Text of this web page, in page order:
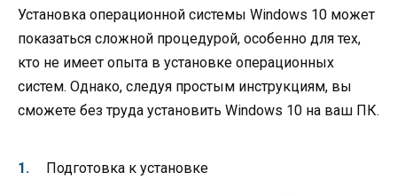
Установка операционной системы Windows 10 может
показаться сложной процедурой, особенно для тех,
кто не имеет опыта в установке операционных
систем. Однако, следуя простым инструкциям, вы
сможете без труда установить Windows 10 на ваш ПК.
Подготовка к установке